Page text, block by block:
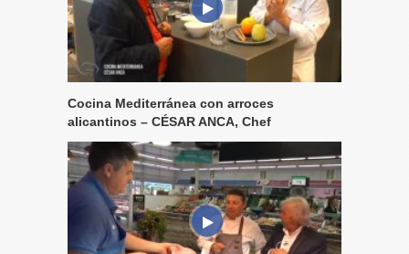
Cocina Mediterránea con arroces
alicantinos – CÉSAR ANCA, Chef